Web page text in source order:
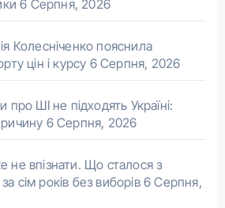
6 Серпня, 2026
Колесніченко пояснила
цін і курсу 6 Серпня, 2026
про ШІ не підходять Україні:
6 Серпня, 2026
не впізнати. Що сталося з
сім років без виборів 6 Серпня,